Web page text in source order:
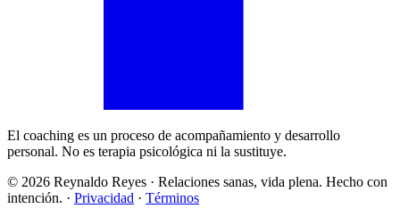
El coaching es un proceso de acompañamiento y desarrollo
personal. No es terapia psicológica ni la sustituye.
© 2026 Reynaldo Reyes · Relaciones sanas, vida plena. Hecho con
intención. · Privacidad · Términos